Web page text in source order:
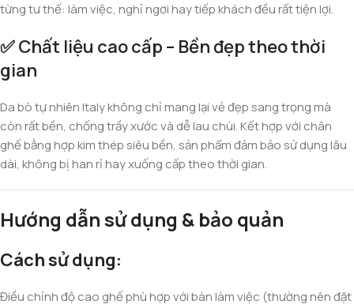
từng tư thế: làm việc, nghỉ ngơi hay tiếp khách đều rất tiện lợi.
✅Chất liệu cao cấp – Bền đẹp theo thời
gian
Da bò tự nhiên Italy không chỉ mang lại vẻ đẹp sang trọng mà
còn rất bền, chống trầy xước và dễ lau chùi. Kết hợp với chân
ghế bằng hợp kim thép siêu bền, sản phẩm đảm bảo sử dụng lâu
dài, không bị han rỉ hay xuống cấp theo thời gian.
Hướng dẫn sử dụng & bảo quản
Cách sử dụng:
Điều chỉnh độ cao ghế phù hợp với bàn làm việc (thường nên đặt